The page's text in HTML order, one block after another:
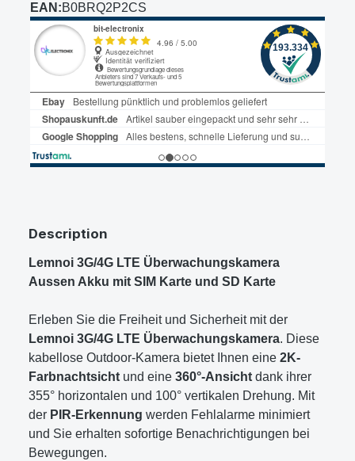
EAN:B0BRQ2P2CS
Description
Lemnoi 3G/4G LTE Überwachungskamera
Aussen Akku mit SIM Karte und SD Karte
Erleben Sie die Freiheit und Sicherheit mit der
Lemnoi 3G/4G LTE Überwachungskamera. Diese
kabellose Outdoor-Kamera bietet Ihnen eine 2K-
Farbnachtsicht und eine 360°-Ansicht dank ihrer
355° horizontalen und 100° vertikalen Drehung. Mit
der PIR-Erkennung werden Fehlalarme minimiert
und Sie erhalten sofortige Benachrichtigungen bei
Bewegungen.